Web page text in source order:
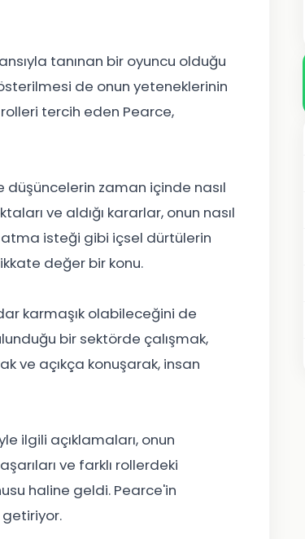
tanınan bir oyuncu olduğu
de onun yeteneklerinin
rolleri tercih eden Pearce,
düşüncelerin zaman içinde nasıl
ve aldığı kararlar, onun nasıl
isteği gibi içsel dürtülerin
değer bir konu.
karmaşık olabileceğini de
bir sektörde çalışmak,
ve açıkça konuşarak, insan
ilgili açıklamaları, onun
ve farklı rollerdeki
haline geldi. Pearce'in